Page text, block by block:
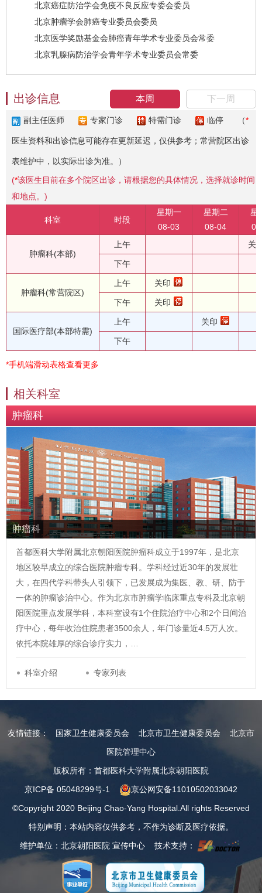
北京癌症防治学会免疫不良反应专委会委员
北京肿瘤学会肺癌专业委员会委员
北京医学奖励基金会肺癌青年学术专业委员会常委
北京乳腺病防治学会青年学术专业委员会常委
本周 下一周
出诊信息
副主任医师 专家门诊 特需门诊 临停 （*
医生资料和出诊信息可能存在更新延迟，仅供参考；常营院区出诊
表维护中，以实际出诊为准。）
(*该医生目前在多个院区出诊，请根据您的具体情况，选择就诊时间
和地点。)
科室 时段
星期一
08-03
星期二
08-04
星
肿瘤科(本部)
上午 关
下午
肿瘤科(常营院区)
上午 关印
下午 关印
国际医疗部(本部特需)
上午 关印
下午
*手机端滑动表格查看更多
相关科室
肿瘤科
肿瘤科
首都医科大学附属北京朝阳医院肿瘤科成立于1997年，是北京
地区较早成立的综合医院肿瘤专科。学科经过近30年的发展壮
大，在四代学科带头人引领下，已发展成为集医、教、研、防于
一体的肿瘤诊治中心。作为北京市肿瘤学临床重点专科及北京朝
阳医院重点发展学科，本科室设有1个住院治疗中心和2个日间治
疗中心，每年收治住院患者3500余人，年门诊量近4.5万人次。
依托本院雄厚的综合诊疗实力，…
科室介绍 专家列表
友情链接： 国家卫生健康委员会 北京市卫生健康委员会
北京市
医院管理中心
版权所有：首都医科大学附属北京朝阳医院
京ICP备 05048299号-1
京公网安备11010502033042
©Copyright 2020 Beijing Chao-Yang Hospital.All rights Reserved
特别声明：本站内容仅供参考，不作为诊断及医疗依据。
维护单位：北京朝阳医院 宣传中心 技术支持：